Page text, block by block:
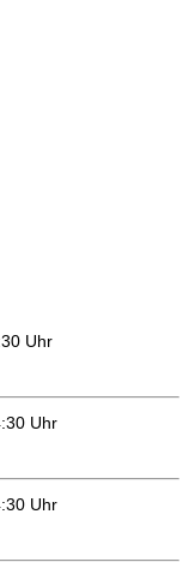
Uhr
Uhr
Uhr